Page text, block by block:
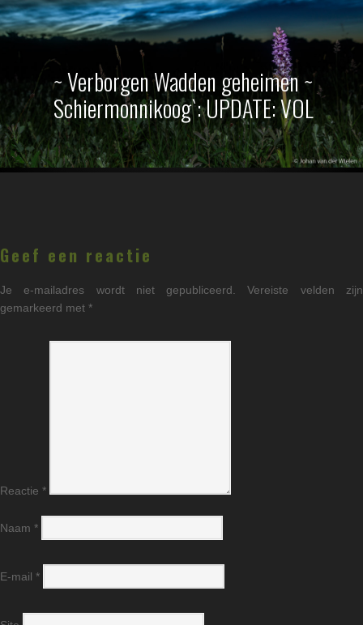
~ Verborgen Wadden geheimen ~
Schiermonnikoog`: UPDATE: VOL
Geef een reactie
Je e-mailadres wordt niet gepubliceerd.
Vereiste velden zijn
gemarkeerd met *
Reactie *
Naam *
E-mail *